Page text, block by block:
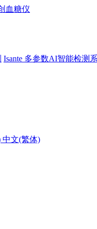
Isante 多参数AI智能检测
中文(繁体)